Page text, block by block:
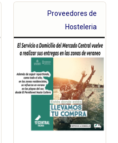
permanecerá
abierto hoy
hasta las 19
h y amplía
también su
horario esta
Nochebuena
y la víspera
de
Nochevieja y
Nochevieja
hasta las 16
h
Proveedores de
Hosteleria